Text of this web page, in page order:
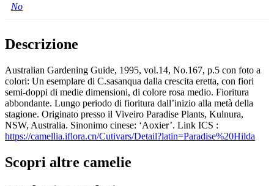
No
Descrizione
Australian Gardening Guide, 1995, vol.14, No.167, p.5 con foto a
colori: Un esemplare di C.sasanqua dalla crescita eretta, con fiori
semi-doppi di medie dimensioni, di colore rosa medio. Fioritura
abbondante. Lungo periodo di fioritura dall’inizio alla metà della
stagione. Originato presso il Viveiro Paradise Plants, Kulnura,
NSW, Australia. Sinonimo cinese: ‘Aoxier’. Link ICS :
https://camellia.iflora.cn/Cutivars/Detail?latin=Paradise%20Hilda
Scopri altre camelie